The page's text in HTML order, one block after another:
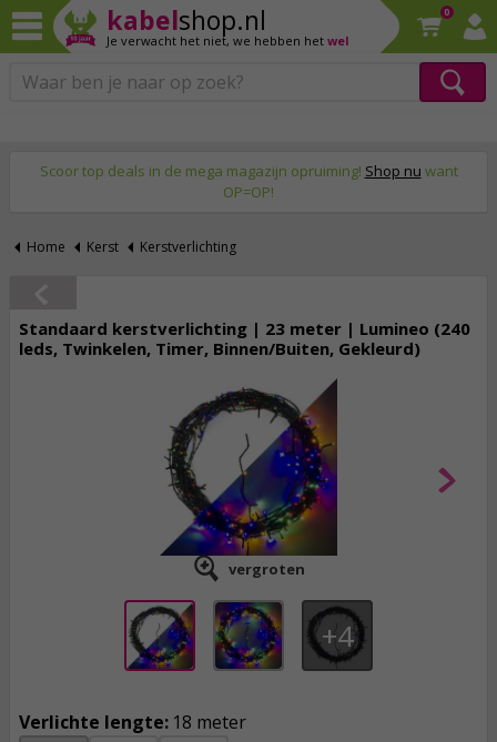
kabelshop.nl
Je verwacht het niet, we hebben het wel
0
Scoor top deals in de mega magazijn opruiming! Shop nu want
OP=OP!
Home Kerst Kerstverlichting
Standaard kerstverlichting | 23 meter | Lumineo (240
leds, Twinkelen, Timer, Binnen/Buiten, Gekleurd)
vergroten
4
Verlichte lengte: 18 meter